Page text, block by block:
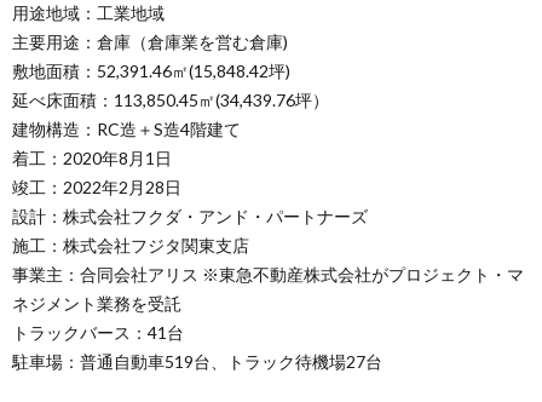
用途地域：工業地域
主要用途：倉庫（倉庫業を営む倉庫)
敷地面積：52,391.46㎡(15,848.42坪)
延べ床面積：113,850.45㎡(34,439.76坪）
建物構造：RC造＋S造4階建て
着工：2020年8月1日
竣工：2022年2月28日
設計：株式会社フクダ・アンド・パートナーズ
施工：株式会社フジタ関東支店
事業主：合同会社アリス ※東急不動産株式会社がプロジェクト・マ
ネジメント業務を受託
トラックバース：41台
駐車場：普通自動車519台、トラック待機場27台